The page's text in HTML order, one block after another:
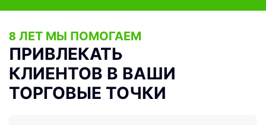
8 ЛЕТ МЫ ПОМОГАЕМ
ПРИВЛЕКАТЬ
КЛИЕНТОВ В ВАШИ
ТОРГОВЫЕ ТОЧКИ